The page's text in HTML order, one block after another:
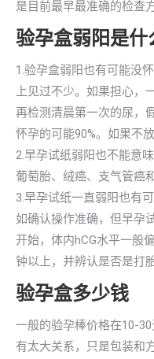
是目前最早最准确的检查
验孕盒弱阳是什
1.验孕盒弱阳也有可能没
上见过不少。如果担心，
再检测清晨第一次的尿，
怀孕的可能90%。如果不
2.早孕试纸弱阳也不能意
葡萄胎、绒癌、支气管癌
3.早孕试纸一直弱阳也有
如确认操作准确，但早孕
开始，体内hCG水平一般
钟以上，并辨认是否是打
验孕盒多少钱
一般的验孕棒价格在10-
有太大关系，只是包装和